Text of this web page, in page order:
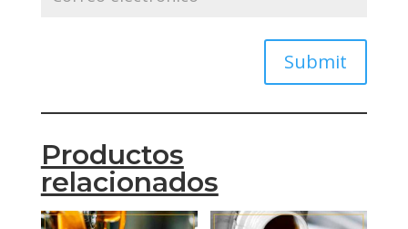
Submit
Productos
relacionados